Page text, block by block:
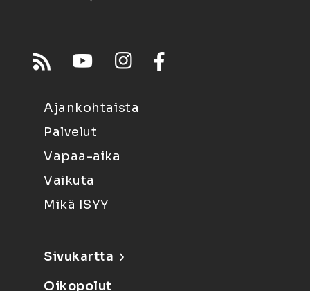
Ajankohtaista
Palvelut
Vapaa-aika
Vaikuta
Mikä ISYY
Sivukartta
Oikopolut